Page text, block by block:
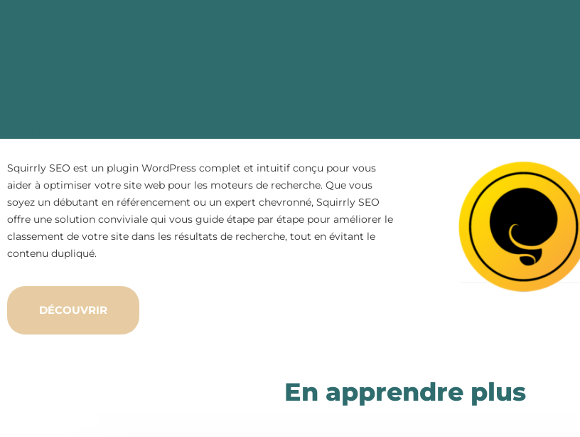
Squirrly SEO est un plugin WordPress complet et intuitif conçu pour vous
aider à optimiser votre site web pour les moteurs de recherche. Que vous
soyez un débutant en référencement ou un expert chevronné, Squirrly SEO
offre une solution conviviale qui vous guide étape par étape pour améliorer le
classement de votre site dans les résultats de recherche, tout en évitant le
contenu dupliqué.
DÉCOUVRIR
En apprendre plus